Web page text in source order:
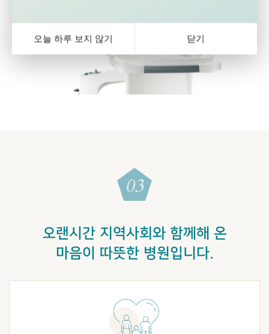
오랜시간 지역사회와 함께해 온
마음이 따뜻한 병원입니다.
오늘 하루 보지 않기 닫기